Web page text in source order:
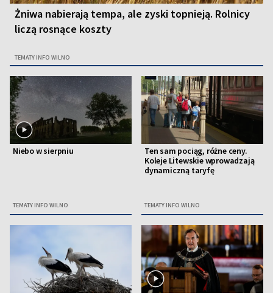
Żniwa nabierają tempa, ale zyski topnieją. Rolnicy
liczą rosnące koszty
TEMATY INFO WILNO
Niebo w sierpniu
TEMATY INFO WILNO
Ten sam pociąg, różne ceny.
Koleje Litewskie wprowadzają
dynamiczną taryfę
TEMATY INFO WILNO